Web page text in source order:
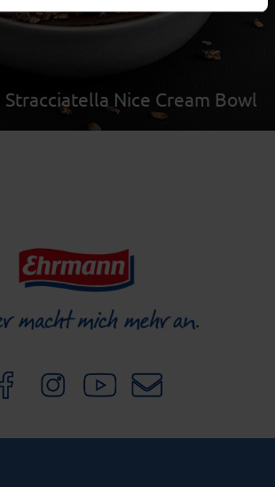
und Ihren Besuch auf unserer Seite
zu können. Weitere Informationen
Bestimmungen zum
Datenschutz
Nice Cream Bowl